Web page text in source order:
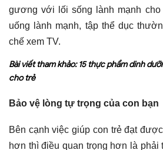
gương với lối sống lành mạnh cho
uống lành mạnh, tập thể dục
chế xem TV.
Bài viết tham khảo:15 thực phẩm dinh
cho trẻ
Bảo vệ lòng tự trọng của con bạn
Bên cạnh việc giúp con trẻ đạt
hơn thì điều quan trọng hơn là phải